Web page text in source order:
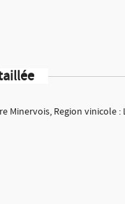
Minervois, Region vinicole :